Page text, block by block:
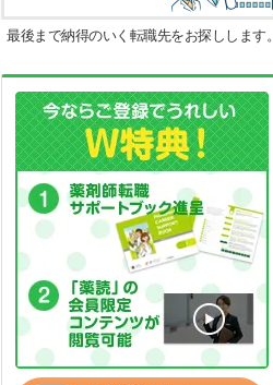
最後まで納得のいく転職先をお探しします。